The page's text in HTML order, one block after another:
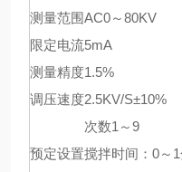
测量范围AC0～80KV
限定电流5mA
测量精度1.5%
调压速度2.5KV/S±10%
预定设置
次数1～9
搅拌时间：0～